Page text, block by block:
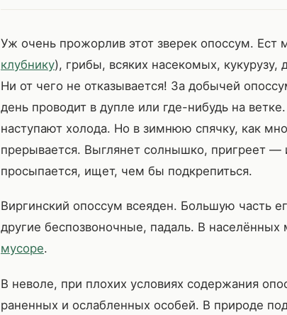
Что ест опоссум
Уж очень прожорлив этот зверек
(особенно клубнику), грибы,...
Уж очень прожорлив этот зверек опоссум. Ест
клубнику), грибы, всяких насекомых,
Ни от чего не отказывается! За добычей
день проводит в дупле или где-нибудь на
наступают холода. Но в зимнюю спячку, как
прерывается. Выглянет солнышко, пригреет —
просыпается, ищет, чем бы подкрепиться.
Виргинский опоссум всеяден. Большую часть
другие беспозвоночные, падаль. В населённых
мусоре.
В неволе, при плохих условиях содержания
раненных и ослабленных особей. В природе